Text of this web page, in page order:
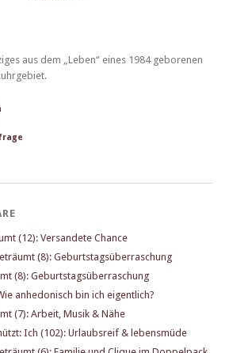
aus dem „Leben“ eines 1984 geborenen
(12): Versandete Chance
(8): Geburtstagsüberraschung
(8): Geburtstagsüberraschung
anhedonisch bin ich eigentlich?
(7): Arbeit, Musik & Nähe
Ich (102): Urlaubsreif & lebensmüde